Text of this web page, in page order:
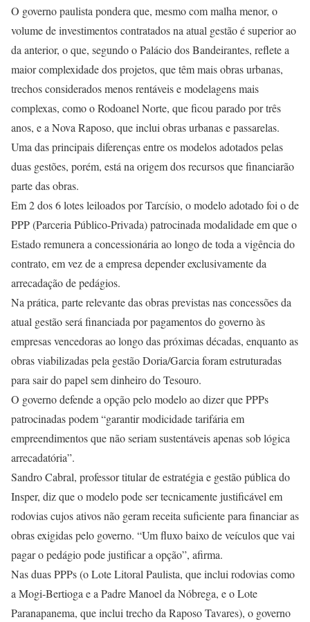
O governo paulista pondera que, mesmo com malha menor, o
volume de investimentos contratados na atual gestão é superior ao
da anterior, o que, segundo o Palácio dos Bandeirantes, reflete a
maior complexidade dos projetos, que têm mais obras urbanas,
trechos considerados menos rentáveis e modelagens mais
complexas, como o Rodoanel Norte, que ficou parado por três
anos, e a Nova Raposo, que inclui obras urbanas e passarelas.
Uma das principais diferenças entre os modelos adotados pelas
duas gestões, porém, está na origem dos recursos que financiarão
parte das obras.
Em 2 dos 6 lotes leiloados por Tarcísio, o modelo adotado foi o de
PPP (Parceria Público-Privada) patrocinada modalidade em que o
Estado remunera a concessionária ao longo de toda a vigência do
contrato, em vez de a empresa depender exclusivamente da
arrecadação de pedágios.
Na prática, parte relevante das obras previstas nas concessões da
atual gestão será financiada por pagamentos do governo às
empresas vencedoras ao longo das próximas décadas, enquanto as
obras viabilizadas pela gestão Doria/Garcia foram estruturadas
para sair do papel sem dinheiro do Tesouro.
O governo defende a opção pelo modelo ao dizer que PPPs
patrocinadas podem “garantir modicidade tarifária em
empreendimentos que não seriam sustentáveis apenas sob lógica
arrecadatória”.
Sandro Cabral, professor titular de estratégia e gestão pública do
Insper, diz que o modelo pode ser tecnicamente justificável em
rodovias cujos ativos não geram receita suficiente para financiar as
obras exigidas pelo governo. “Um fluxo baixo de veículos que vai
pagar o pedágio pode justificar a opção”, afirma.
Nas duas PPPs (o Lote Litoral Paulista, que inclui rodovias como
a Mogi-Bertioga e a Padre Manoel da Nóbrega, e o Lote
Paranapanema, que inclui trecho da Raposo Tavares), o governo